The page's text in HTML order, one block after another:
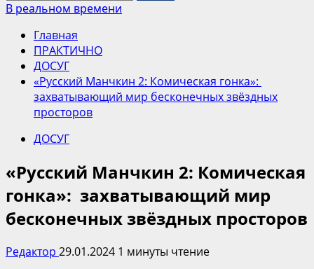
В реальном времени
Главная
ПРАКТИЧНО
ДОСУГ
«Русский Манчкин 2: Комическая гонка»:
захватывающий мир бесконечных звёздных
просторов
ДОСУГ
«Русский Манчкин 2: Комическая
гонка»: захватывающий мир
бесконечных звёздных просторов
Редактор 29.01.2024 1 минуты чтение